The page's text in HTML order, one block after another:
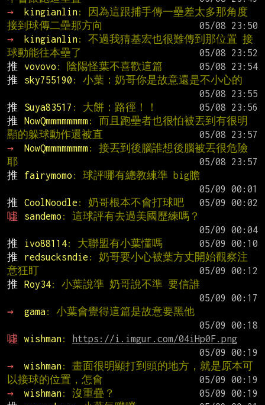
→
kingianlin: 因為這跟捕手傳一壘差太多那角度
接到球傳二壘那方向
→
kingianlin: 不過我猜基宏也很難傳到那位置 接
球動能往本壘了
推
vovovo : 陰陽怪葉不喜歡這篇
推
sky755190 : 小葉：奶哥你是故意還是不小心的
推
Suya83517 : 大餅：路徑！！
推
NowQmmmmmmmm: 而且跑壘者也很怕被丟到有很明
顯的躲球動作還被直
→
NowQmmmmmmmm: 接丟到後腦誰想後腦被丟很危險
耶
推
fairymomo : 球評哪有總教練準 big膽
推
CoolNoodle : 奶哥根本不會打球吧
噓
sandemo : 這球評有去過美國歷練嗎？
推
ivo88114: 大聯盟有小葉懂嗎
推
redsucksndie : 奶哥要小心被葉方丈開始觀察注
意狂盯
推
Roy34: 小葉說準 奶哥說不準 要信誰
→
gama: 小葉會覺得這篇是故意要黑他
噓
wishman:
https://i.imgur.com/04iHp0F.png
→
wishman: 畫面很明顯打到頭的地方，就是原本可
以接球的位置，怎會
→
wishman: 沒重疊？